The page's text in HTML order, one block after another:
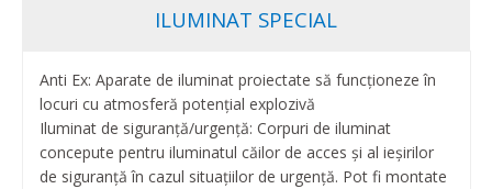
ILUMINAT SPECIAL
Anti Ex: Aparate de iluminat proiectate să funcționeze în
locuri cu atmosferă potențial explozivă
Iluminat de siguranță/urgență: Corpuri de iluminat
concepute pentru iluminatul căilor de acces și al ieșirilor
de siguranță în cazul situațiilor de urgență. Pot fi montate